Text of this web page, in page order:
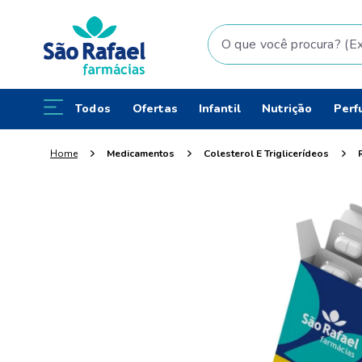
O que você procura? (Ex:
Todos Ofertas Infantil Nutrição
Medicamentos Colesterol E Triglicerídeos